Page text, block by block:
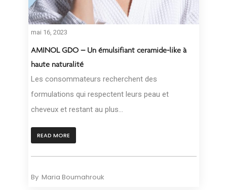
mai 16, 2023
AMINOL GDO – Un émulsifiant ceramide-like à
haute naturalité
Les consommateurs recherchent des
formulations qui respectent leurs peau et
cheveux et restant au plus...
READ MORE
By Maria Boumahrouk